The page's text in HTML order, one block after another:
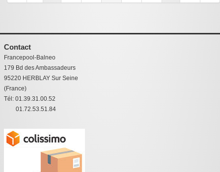
Contact
Francepool-Balneo
179 Bd des Ambassadeurs
95220 HERBLAY Sur Seine
(France)
Tél: 01.39.31.00.52
01.72.53.51.84